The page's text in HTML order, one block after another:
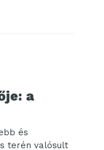
a
és
terén valósult